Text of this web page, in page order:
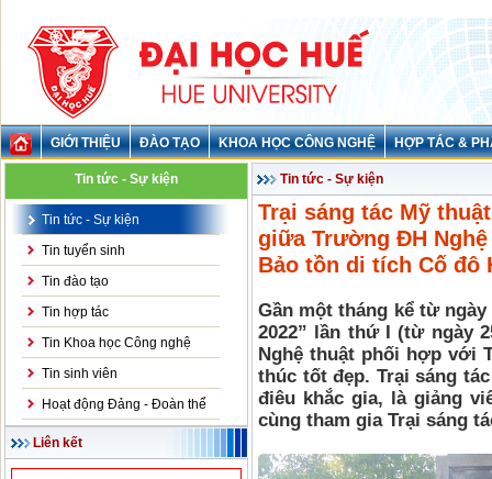
GIỚI THIỆU ĐÀO TẠO KHOA HỌC CÔNG NGHỆ HỢP TÁC &
Tin tức - Sự kiện
Tin tức - Sự kiện
Tin tuyển sinh
Tin đào tạo
Tin hợp tác
Tin Khoa học Công nghệ
Tin sinh viên
Hoạt động Đảng - Đoàn thể
Liên kết
Tin tức - Sự kiện
Trại sáng tác Mỹ
giữa Trường ĐH
Bảo tồn di tích Cố đô
Gần một tháng kể từ
2022” lần thứ I (từ ngày
Nghệ thuật phối hợp với
thúc tốt đẹp. Trại sáng
điêu khắc gia, là giảng
cùng tham gia Trại sáng